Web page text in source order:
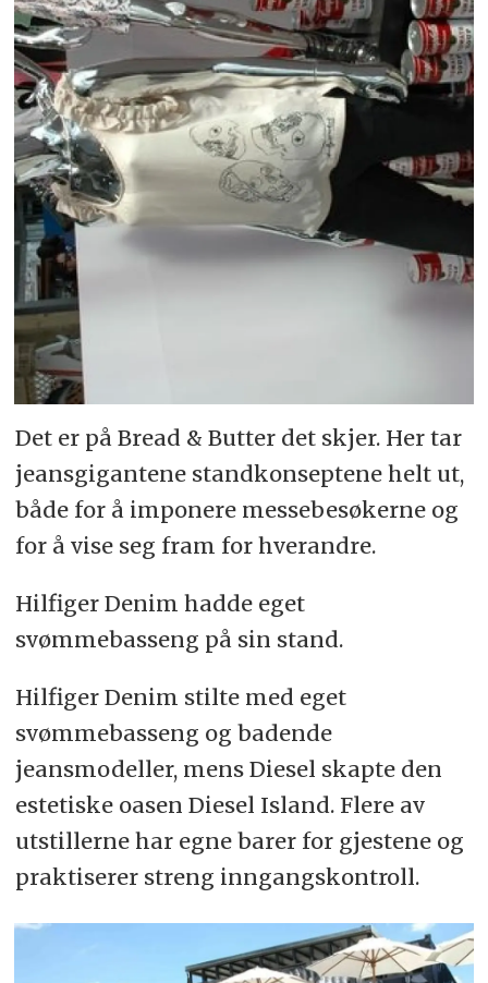
Det er på Bread & Butter det skjer. Her tar
jeansgigantene standkonseptene helt ut,
både for å imponere messebesøkerne og
for å vise seg fram for hverandre.
Hilfiger Denim hadde eget
svømmebasseng på sin stand.
Hilfiger Denim stilte med eget
svømmebasseng og badende
jeansmodeller, mens Diesel skapte den
estetiske oasen Diesel Island. Flere av
utstillerne har egne barer for gjestene og
praktiserer streng inngangskontroll.